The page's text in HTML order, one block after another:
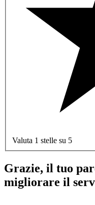
Valuta 1 stelle su 5
Grazie, il tuo
migliorare il